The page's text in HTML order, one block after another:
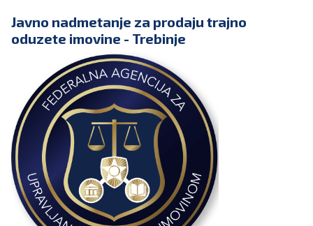
Javno nadmetanje za prodaju trajno
oduzete imovine - Trebinje